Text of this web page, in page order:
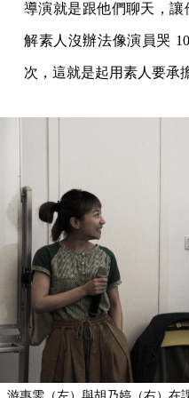
導演就是跟他們聊天，
解素人沒辦法像演員哭
次，這就是起用素人要承